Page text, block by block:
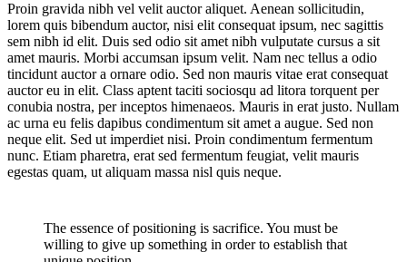
Proin gravida nibh vel velit auctor aliquet. Aenean sollicitudin,
lorem quis bibendum auctor, nisi elit consequat ipsum, nec sagittis
sem nibh id elit. Duis sed odio sit amet nibh vulputate cursus a sit
amet mauris. Morbi accumsan ipsum velit. Nam nec tellus a odio
tincidunt auctor a ornare odio. Sed non mauris vitae erat consequat
auctor eu in elit. Class aptent taciti sociosqu ad litora torquent per
conubia nostra, per inceptos himenaeos. Mauris in erat justo. Nullam
ac urna eu felis dapibus condimentum sit amet a augue. Sed non
neque elit. Sed ut imperdiet nisi. Proin condimentum fermentum
nunc. Etiam pharetra, erat sed fermentum feugiat, velit mauris
egestas quam, ut aliquam massa nisl quis neque.
The essence of positioning is sacrifice. You must be
willing to give up something in order to establish that